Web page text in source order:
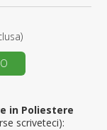
in Poliestere
scriveteci):